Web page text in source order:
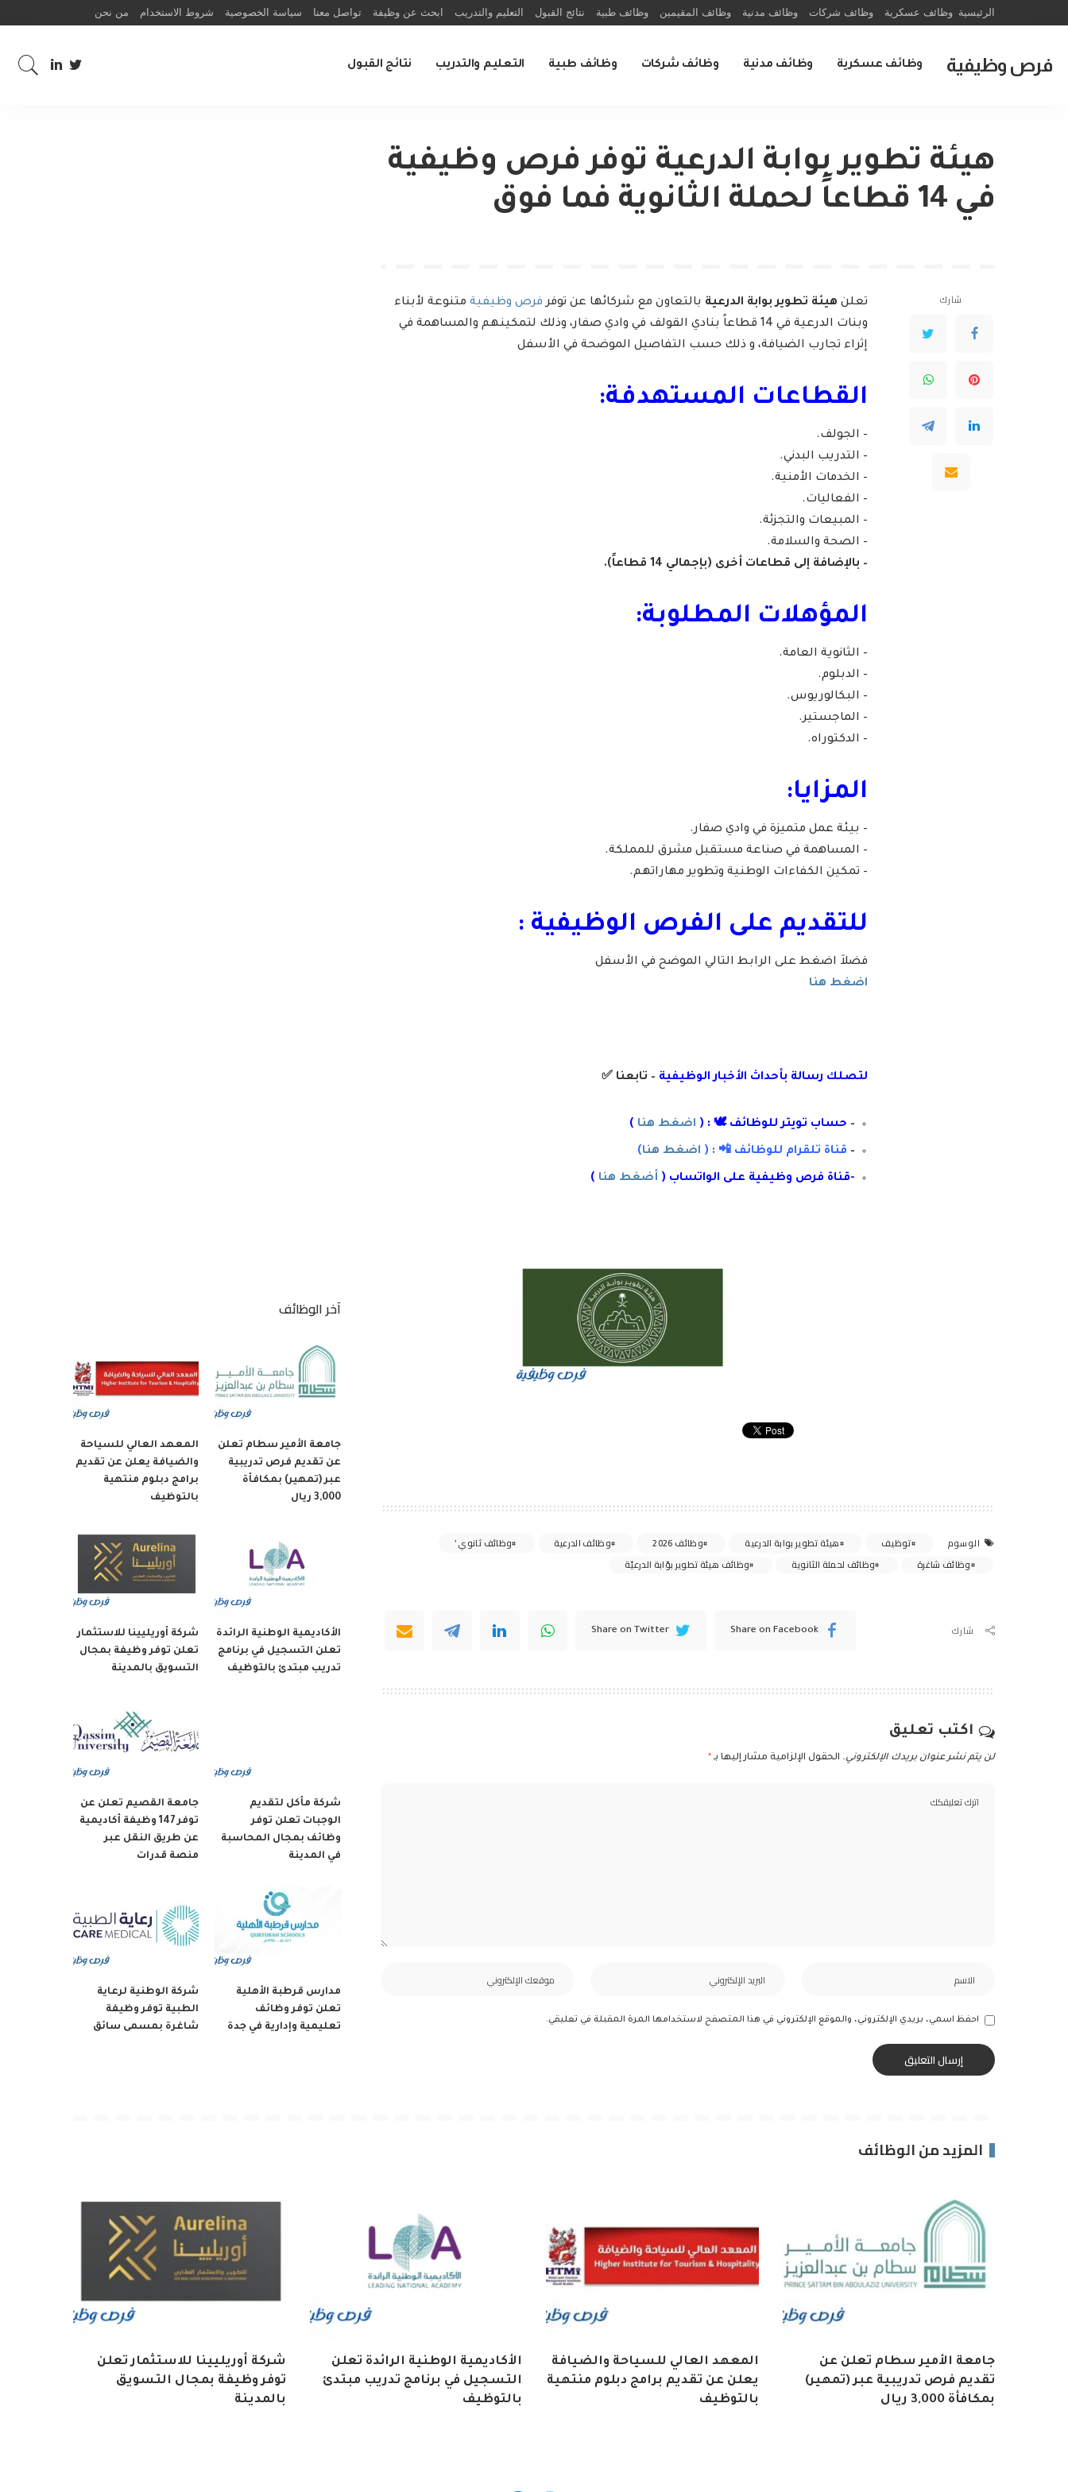
الرئيسية وظائف عسكرية وظائف شركات وظائف مدنية وظائف المقيمين وظائف طبية نتائج القبول التعليم والتدريب ابحث عن وظيفة تواصل معنا سياسة الخصوصية شروط الاستخدام من نحن
فرص وظيفية وظائف عسكرية وظائف مدنية وظائف شركات وظائف طبية التعليم والتدريب نتائج القبول
هيئة تطوير بوابة الدرعية توفر فرص وظيفية
في 14 قطاعاً لحملة الثانوية فما فوق
شارك تعلن هيئة تطوير بوابة الدرعية بالتعاون مع شركائها عن توفرفرص وظيفية متنوعة لأبناء
وبنات الدرعية في 14 قطاعاً بنادي القولف في وادي صفار، وذلك لتمكينهم والمساهمة في
إثراء تجارب الضيافة، و ذلك حسب التفاصيل الموضحة في الأسفل
القطاعات المستهدفة:
– الجولف.
– التدريب البدني.
– الخدمات الأمنية.
– الفعاليات.
– المبيعات والتجزئة.
– الصحة والسلامة.
– بالإضافة إلى قطاعات أخرى (بإجمالي 14 قطاعاً).
المؤهلات المطلوبة:
– الثانوية العامة.
– الدبلوم.
– البكالوريوس.
– الماجستير.
– الدكتوراه.
المزايا:
– بيئة عمل متميزة في وادي صفار.
– المساهمة في صناعة مستقبل مشرق للمملكة.
– تمكين الكفاءات الوطنية وتطوير مهاراتهم.
للتقديم على الفرص الوظيفية :
فضلاَ اضغط على الرابط التالي الموضح في الأسفل
اضغط هنا
لتصلك رسالة بأحداث الأخبار الوظيفية – تابعنا ✅
– حساب تويتر للوظائف 🕊 : ( اضغط هنا )
– قناة تلقرام للوظائف 📲 : ( اضغط هنا)
-قناة فرص وظيفية على الواتساب ( أضغط هنا )
الوسوم توظيف هيئة تطوير بوابة الدرعية وظائف 2026 وظائف الدرعية
وظائف ثانوي ’
وظائف شاغرة
وظائف لحملة الثانوية وظائف هيئة تطوير بوّابة الدرعيّة
شارك Share on Facebook
Share on Twitter
اكتب تعليق
لن يتم نشر عنوان بريدك الإلكتروني. الحقول الإلزامية مشار إليها بـ *
احفظ اسمي، بريدي الإلكتروني، والموقع الإلكتروني في هذا المتصفح لاستخدامها المرة المقبلة في تعليقي.
آخر الوظائف
جامعة الأمير سطام تعلن
عن تقديم فرص تدريبية
عبر (تمهير) بمكافأة
3,000 ريال
المعهد العالي للسياحة
والضيافة يعلن عن تقديم
برامج دبلوم منتهية
بالتوظيف
الأكاديمية الوطنية الرائدة
تعلن التسجيل في برنامج
تدريب مبتدئ بالتوظيف
شركة أوريليينا للاستثمار
تعلن توفر وظيفة بمجال
التسويق بالمدينة
شركة مأكل لتقديم
الوجبات تعلن توفر
وظائف بمجال المحاسبة
في المدينة
جامعة القصيم تعلن عن
توفر 147 وظيفة أكاديمية
عن طريق النقل عبر
منصة قدرات
مدارس قرطبة الأهلية
تعلن توفر وظائف
تعليمية وإدارية في جدة
شركة الوطنية لرعاية
الطبية توفر وظيفة
شاغرة بمسمى سائق
المزيد من الوظائف
جامعة الأمير سطام تعلن عن
تقديم فرص تدريبية عبر (تمهير)
بمكافأة 3,000 ريال
المعهد العالي للسياحة والضيافة
يعلن عن تقديم برامج دبلوم منتهية
بالتوظيف
الأكاديمية الوطنية الرائدة تعلن
التسجيل في برنامج تدريب مبتدئ
بالتوظيف
شركة أوريليينا للاستثمار تعلن
توفر وظيفة بمجال التسويق
بالمدينة